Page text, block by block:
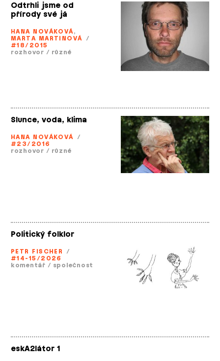
Odtrhli jsme od
přírody své já
HANA NOVÁKOVÁ,
MARTA MARTINOVÁ /
#18/2015
rozhovor / různé
Slunce, voda, klima
HANA NOVÁKOVÁ /
#23/2016
rozhovor / různé
Politický folklor
PETR FISCHER /
#14-15/2026
komentář / společnost
eskA2látor 1